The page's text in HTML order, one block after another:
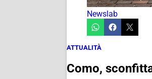
Newslab
ATTUALITÀ
Como,